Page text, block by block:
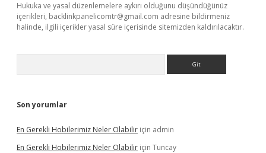
Hukuka ve yasal düzenlemelere aykırı olduğunu düşündüğünüz
içerikleri, backlinkpanelicomtr@gmail.com adresine bildirmeniz
halinde, ilgili içerikler yasal süre içerisinde sitemizden kaldırılacaktır.
Son yorumlar
En Gerekli Hobilerimiz Neler Olabilir için admin
En Gerekli Hobilerimiz Neler Olabilir için Tuncay